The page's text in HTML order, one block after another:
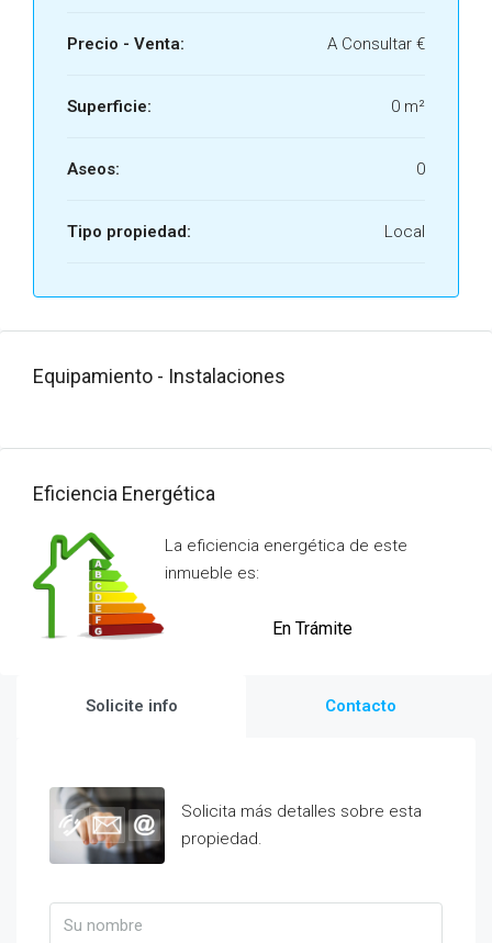
Precio - Venta: A Consultar €
Superficie: 0 m²
Aseos: 0
Tipo propiedad: Local
Equipamiento - Instalaciones
Eficiencia Energética
La eficiencia energética de este
inmueble es:
En Trámite
Solicite info Contacto
Solicita más detalles sobre esta
propiedad.